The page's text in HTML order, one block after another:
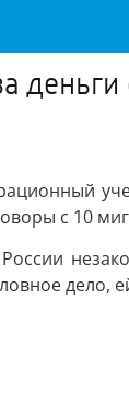
с 10
дело,